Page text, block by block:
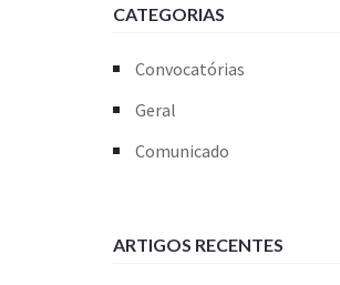
CATEGORIAS
Convocatórias
Geral
Comunicado
ARTIGOS RECENTES